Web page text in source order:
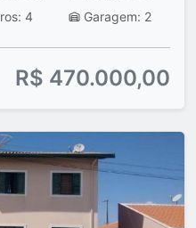
4 Garagem: 2
R$ 470.000,00